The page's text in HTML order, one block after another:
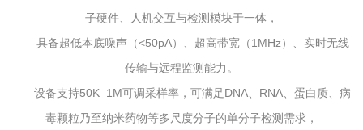
子硬件、人机交互与检测模块于一体，
具备超低本底噪声（<50pA）、超高带宽（1MHz）、实时无线
传输与远程监测能力。
设备支持50K–1M可调采样率，可满足DNA、RNA、蛋白质、病
毒颗粒乃至纳米药物等多尺度分子的单分子检测需求，